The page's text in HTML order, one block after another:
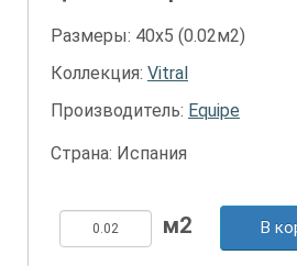
Размеры: 40х5 (0.02м2)
Коллекция: Vitral
Производитель: Equipe
Страна: Испания
В